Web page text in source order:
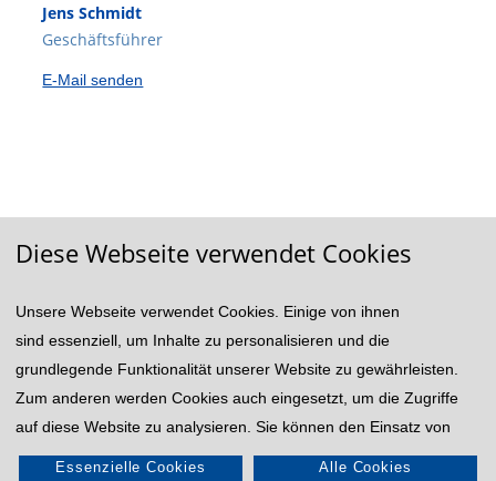
Jens Schmidt
Geschäftsführer
E-Mail senden
© 2026 VWA/BA: Verwaltungs- und Wirtschafts-Akademie
und Berufsakademie Göttingen
Impressum
Rechtshinweis Datenschutzhinweise
Powered byAkasis
Diese Webseite verwendet Cookies
Unsere Webseite verwendet Cookies. Einige von ihnen
sind essenziell, um Inhalte zu personalisieren und die
grundlegende Funktionalität unserer Website zu gewährleisten.
Zum anderen werden Cookies auch eingesetzt, um die Zugriffe
auf diese Website zu analysieren. Sie können den Einsatz von
allen, inkl. der nicht notwendigen Cookies akzeptieren oder auch
Essenzielle Cookies Alle Cookies